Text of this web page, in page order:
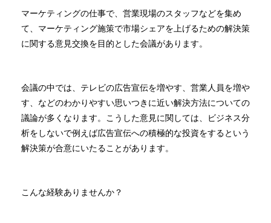
マーケティングの仕事で、営業現場のスタッフなどを集め
て、マーケティング施策で市場シェアを上げるための解決策
に関する意見交換を目的とした会議があります。
会議の中では、テレビの広告宣伝を増やす、営業人員を増や
す、などのわかりやすい思いつきに近い解決方法についての
議論が多くなります。こうした意見に関しては、ビジネス分
析をしないで例えば広告宣伝への積極的な投資をするという
解決策が合意にいたることがあります。
こんな経験ありませんか？